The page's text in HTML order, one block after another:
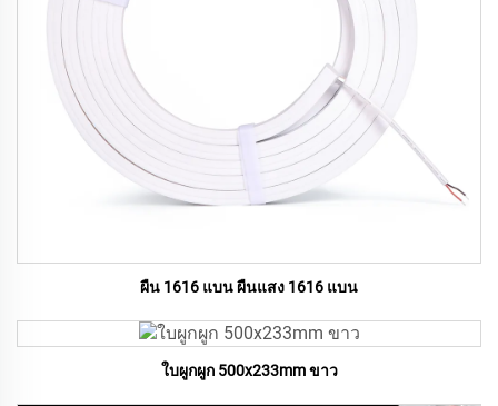
ผืน 1616 แบน ผืนแสง 1616 แบน
ใบผูกผูก 500x233mm ขาว